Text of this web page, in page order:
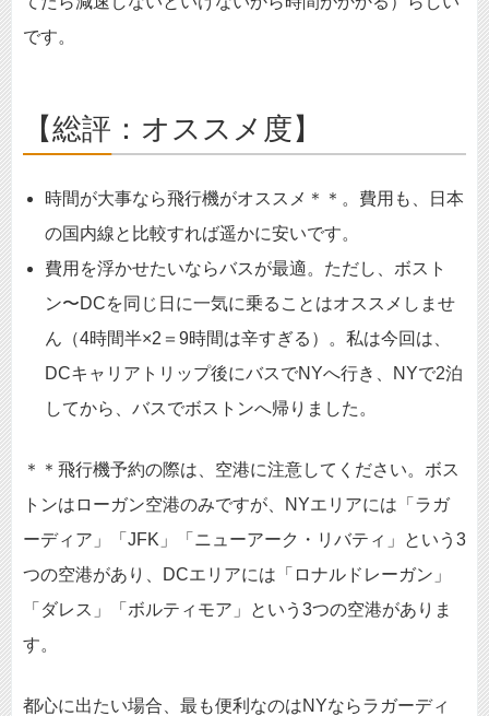
です。
【総評：オススメ度】
時間が大事なら飛行機がオススメ＊＊。費用も、日本
の国内線と比較すれば遥かに安いです。
費用を浮かせたいならバスが最適。ただし、ボスト
ン〜DCを同じ日に一気に乗ることはオススメしませ
ん（4時間半×2＝9時間は辛すぎる）。私は今回は、
DCキャリアトリップ後にバスでNYへ行き、NYで2泊
してから、バスでボストンへ帰りました。
＊＊飛行機予約の際は、空港に注意してください。ボス
トンはローガン空港のみですが、NYエリアには「ラガ
ーディア」「JFK」「ニューアーク・リバティ」という3
つの空港があり、DCエリアには「ロナルドレーガン」
「ダレス」「ボルティモア」という3つの空港がありま
す。
都心に出たい場合、最も便利なのはNYならラガーディ